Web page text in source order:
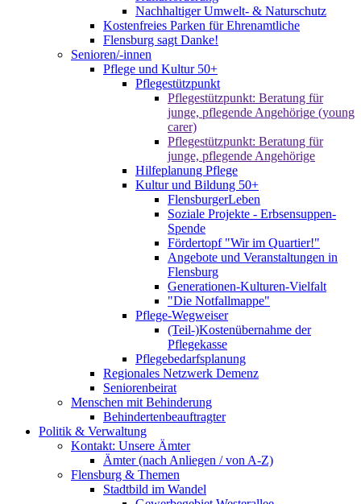
Nachhaltiger Umwelt- & Naturschutz
Kostenfreies Parken für Ehrenamtliche
Flensburg sagt Danke!
Senioren/-innen
Pflege und Kultur 50+
Pflegestützpunkt
Pflegestützpunkt: Beratung für
junge, pflegende Angehörige (young
carer)
Pflegestützpunkt: Beratung für
junge, pflegende Angehörige
Hilfeplanung Pflege
Kultur und Bildung 50+
FlensburgerLeben
Soziale Projekte - Erbsensuppen-
Spende
Fördertopf "Wir im Quartier!"
Angebote und Veranstaltungen in
Flensburg
Generationen-Kulturen-Vielfalt
"Die Notfallmappe"
Pflege-Wegweiser
(Teil-)Kostenübernahme der
Pflegekasse
Pflegebedarfsplanung
Regionales Netzwerk Demenz
Seniorenbeirat
Menschen mit Behinderung
Behindertenbeauftragter
Politik & Verwaltung
Kontakt: Unsere Ämter
Ämter (nach Anliegen / von A-Z)
Flensburg & Themen
Stadtbild im Wandel